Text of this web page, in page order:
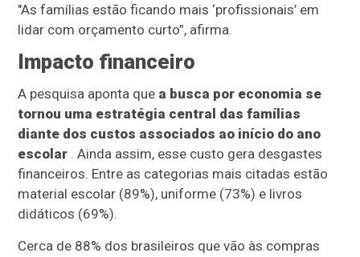
"As famílias estão ficando mais ‘profissionais’ em
lidar com orçamento curto”, afirma.
Impacto financeiro
A pesquisa aponta que a busca por economia se
tornou uma estratégia central das famílias
diante dos custos associados ao início do ano
escolar . Ainda assim, esse custo gera desgastes
financeiros. Entre as categorias mais citadas estão
material escolar (89%), uniforme (73%) e livros
didáticos (69%).
Cerca de 88% dos brasileiros que vão às compras